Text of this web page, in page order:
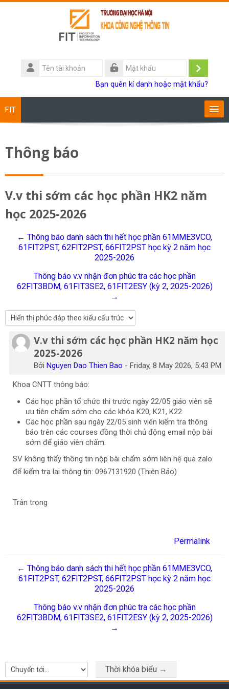
Tên
tài
Đăng
Bạn quên kí danh hoặc mật khẩu?
FIT
Giảng viên
Sinh viên
Research
Tiếng Việt
Tìm
kiếm
khoá
học
Thông báo
V.v thi sớm các học phần HK2 năm
học 2025-2026
← Thông báo danh sách thi hết học phần 61MME3VCO,
61FIT2PST, 62FIT2PST, 66FIT2PST học kỳ 2 năm học
2025-2026
Thông báo v.v nhận đơn phúc tra các học phần
62FIT3BDM, 61FIT3SE2, 61FIT2ESY (kỳ 2, 2025-2026)
→
V.v thi sớm các học phần HK2 năm học
2025-2026
BởiNguyen Dao Thien Bao -Friday, 8 May 2026, 5:43 PM
Số lượng các câu trả lời: 0
Khoa CNTT thông báo:
Các học phần tổ chức thi trước ngày 22/05 giáo viên sẽ
ưu tiên chấm sớm cho các khóa K20, K21, K22.
Các học phần sau ngày 22/05 sinh viên kiểm tra thông
báo trên các courses đồng thời chủ động email nộp bài
sớm để giáo viên chấm.
SV không thấy thông tin nộp bài chấm sớm liên hệ qua zalo
để kiểm tra lại thông tin: 0967131920 (Thiên Bảo)
Trân trọng
Permalink
← Thông báo danh sách thi hết học phần 61MME3VCO,
61FIT2PST, 62FIT2PST, 66FIT2PST học kỳ 2 năm học
2025-2026
Thông báo v.v nhận đơn phúc tra các học phần
62FIT3BDM, 61FIT3SE2, 61FIT2ESY (kỳ 2, 2025-2026)
→
Chuyển tới... Thời khóa biểu →